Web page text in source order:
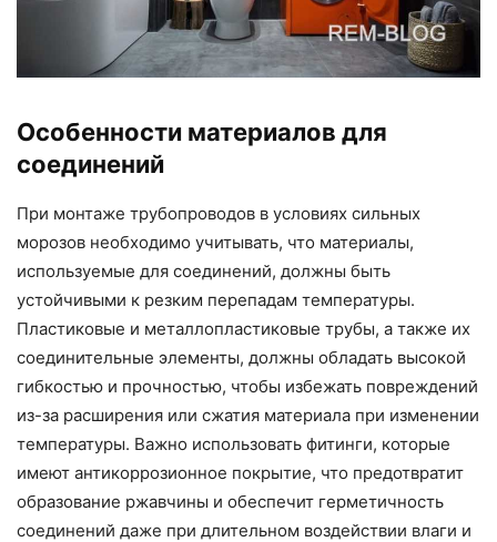
Особенности материалов для
соединений
При монтаже трубопроводов в условиях сильных
морозов необходимо учитывать, что материалы,
используемые для соединений, должны быть
устойчивыми к резким перепадам температуры.
Пластиковые и металлопластиковые трубы, а также их
соединительные элементы, должны обладать высокой
гибкостью и прочностью, чтобы избежать повреждений
из-за расширения или сжатия материала при изменении
температуры. Важно использовать фитинги, которые
имеют антикоррозионное покрытие, что предотвратит
образование ржавчины и обеспечит герметичность
соединений даже при длительном воздействии влаги и